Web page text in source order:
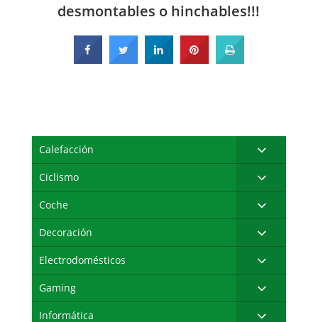
desmontables o hinchables!!!
Calefacción
Ciclismo
Coche
Decoración
Electrodomésticos
Gaming
Informática